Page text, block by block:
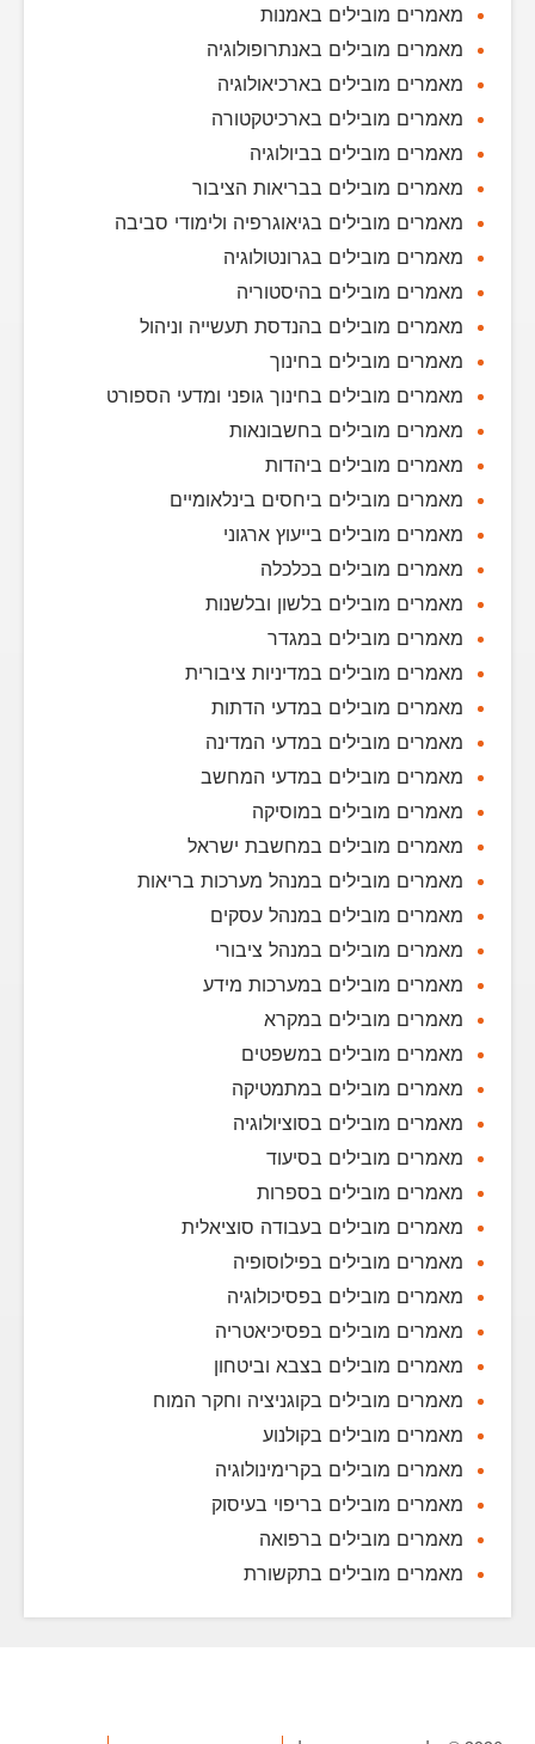
מאמרים מובילים באמנות
מאמרים מובילים באנתרופולוגיה
מאמרים מובילים בארכיאולוגיה
מאמרים מובילים בארכיטקטורה
מאמרים מובילים בביולוגיה
מאמרים מובילים בבריאות הציבור
מאמרים מובילים בגיאוגרפיה ולימודי סביבה
מאמרים מובילים בגרונטולוגיה
מאמרים מובילים בהיסטוריה
מאמרים מובילים בהנדסת תעשייה וניהול
מאמרים מובילים בחינוך
מאמרים מובילים בחינוך גופני ומדעי הספורט
מאמרים מובילים בחשבונאות
מאמרים מובילים ביהדות
מאמרים מובילים ביחסים בינלאומיים
מאמרים מובילים בייעוץ ארגוני
מאמרים מובילים בכלכלה
מאמרים מובילים בלשון ובלשנות
מאמרים מובילים במגדר
מאמרים מובילים במדיניות ציבורית
מאמרים מובילים במדעי הדתות
מאמרים מובילים במדעי המדינה
מאמרים מובילים במדעי המחשב
מאמרים מובילים במוסיקה
מאמרים מובילים במחשבת ישראל
מאמרים מובילים במנהל מערכות בריאות
מאמרים מובילים במנהל עסקים
מאמרים מובילים במנהל ציבורי
מאמרים מובילים במערכות מידע
מאמרים מובילים במקרא
מאמרים מובילים במשפטים
מאמרים מובילים במתמטיקה
מאמרים מובילים בסוציולוגיה
מאמרים מובילים בסיעוד
מאמרים מובילים בספרות
מאמרים מובילים בעבודה סוציאלית
מאמרים מובילים בפילוסופיה
מאמרים מובילים בפסיכולוגיה
מאמרים מובילים בפסיכיאטריה
מאמרים מובילים בצבא וביטחון
מאמרים מובילים בקוגניציה וחקר המוח
מאמרים מובילים בקולנוע
מאמרים מובילים בקרימינולוגיה
מאמרים מובילים בריפוי בעיסוק
מאמרים מובילים ברפואה
מאמרים מובילים בתקשורת